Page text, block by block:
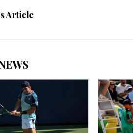
Article